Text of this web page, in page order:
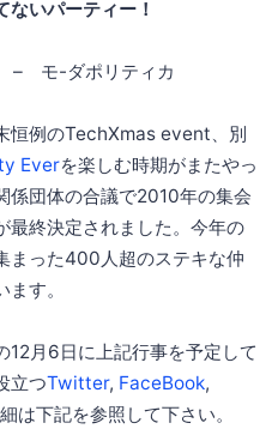
いパーティー！
モ-ダポリティカ
恒例のTechXmas event、別
Everを楽しむ時期がまたやっ
係団体の合議で2010年の集会
最終決定されました。今年の
まった400人超のステキな仲
す。
12月6日に上記行事を予定して
立つTwitter, FaceBook,
は下記を参照して下さい。